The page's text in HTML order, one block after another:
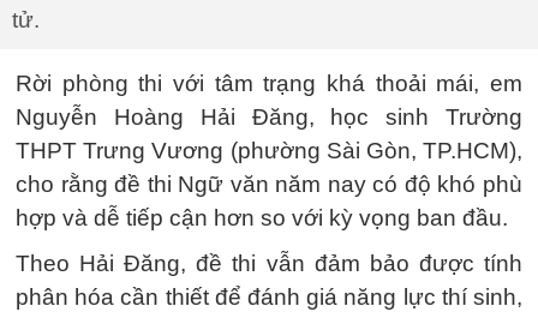
tử.
Rời phòng thi với tâm trạng khá thoải mái, em
Nguyễn Hoàng Hải Đăng, học sinh Trường
THPT Trưng Vương (phường Sài Gòn, TP.HCM),
cho rằng đề thi Ngữ văn năm nay có độ khó phù
hợp và dễ tiếp cận hơn so với kỳ vọng ban đầu.
Theo Hải Đăng, đề thi vẫn đảm bảo được tính
phân hóa cần thiết để đánh giá năng lực thí sinh,